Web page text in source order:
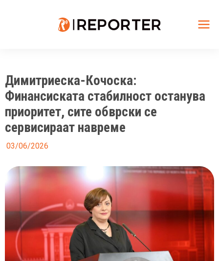
Димитриеска-Кочоска:
Финансиската стабилност останува
приоритет, сите обврски се
сервисираат навреме
03/06/2026